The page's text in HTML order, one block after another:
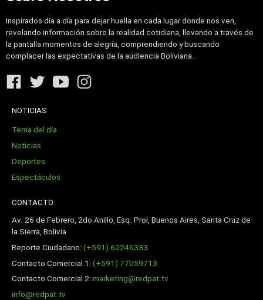
Inspirados día a día para dejar huella en cada lugar donde nos ven,
revelando información sobre la realidad cotidiana, llevando a través de
la pantalla momentos de alegría, comprendiendo y buscando
complacer las expectativas de la audiencia Boliviana.
NOTICIAS
Tema del día
Noticias
Deportes
Espectáculos
CONTACTO
Av. 26 de Febrero, 2do Anillo, Esq. Prol, Buenos Aires, Santa Cruz de
la Sierra, Bolivia
Reporte Ciudadano:(+591) 62246333
Contacto Comercial 1:(+591) 77059713
Contacto Comercial 2:marketing@redpat.tv
info@redpat.tv